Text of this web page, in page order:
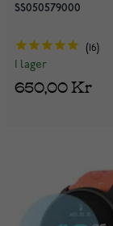
SS050579000
16
I lager
650,00 Kr